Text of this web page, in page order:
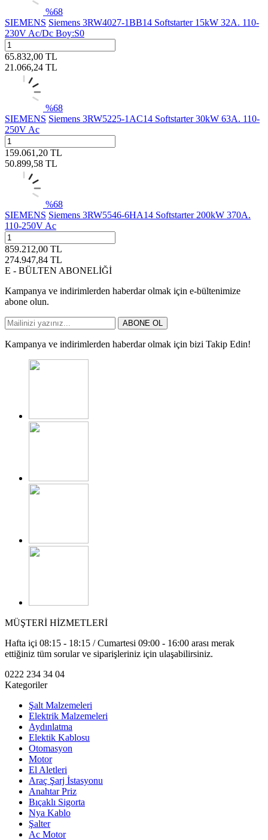
%68
SIEMENS Siemens 3RW4027-1BB14 Softstarter 15kW 32A. 110-
230V Ac/Dc Boy:S0
65.832,00 TL
21.066,24 TL
%68
SIEMENS Siemens 3RW5225-1AC14 Softstarter 30kW 63A. 110-
250V Ac
159.061,20 TL
50.899,58 TL
%68
SIEMENS Siemens 3RW5546-6HA14 Softstarter 200kW 370A.
110-250V Ac
859.212,00 TL
274.947,84 TL
E - BÜLTEN ABONELİĞİ
Kampanya ve indirimlerden haberdar olmak için e-bültenimize
abone olun.
ABONE OL
Kampanya ve indirimlerden haberdar olmak için bizi Takip Edin!
MÜŞTERİ HİZMETLERİ
Hafta içi 08:15 - 18:15 / Cumartesi 09:00 - 16:00 arası merak
ettiğiniz tüm sorular ve siparişleriniz için ulaşabilirsiniz.
0222 234 34 04
Kategoriler
Şalt Malzemeleri
Elektrik Malzemeleri
Aydınlatma
Elektik Kablosu
Otomasyon
Motor
El Aletleri
Araç Şarj İstasyonu
Anahtar Priz
Bıçaklı Sigorta
Nya Kablo
Şalter
Ac Motor